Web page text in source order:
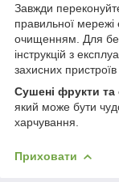
Завжди
правильної
очищенням. Для
інструкцій з
захисних пристроїв
Сушені фрукти та
який може бути
харчування.
Приховати